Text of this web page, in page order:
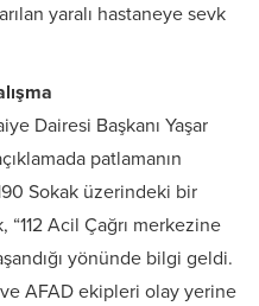
yaralı hastaneye sevk
Dairesi Başkanı Yaşar
patlamanın
Sokak üzerindeki bir
“112 Acil Çağrı merkezine
yönünde bilgi geldi.
AFAD ekipleri olay yerine